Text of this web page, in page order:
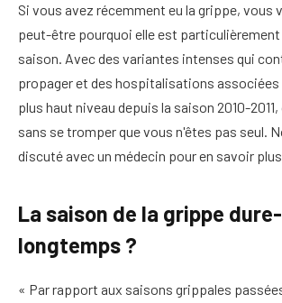
Si vous avez récemment eu la grippe, vous
peut-être pourquoi elle est
saison. Avec des variantes intenses qui
propager et des hospitalisations associées
plus haut niveau depuis la saison 2010-
sans se tromper que vous n'êtes pas seul.
discuté avec un médecin pour en savoir
La saison de la grippe
longtemps ?
« Par rapport aux saisons grippales